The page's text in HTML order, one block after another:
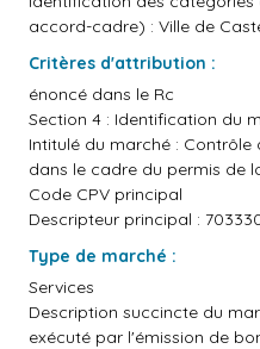
accord-cadre) : Ville de
Critères d'attribution :
énoncé dans le Rc
Section 4 : Identification du
Intitulé du marché :
dans le cadre du permis de
Code CPV principal
Descripteur principal :
Type de marché :
Services
Description succincte du
exécuté par l'émission de